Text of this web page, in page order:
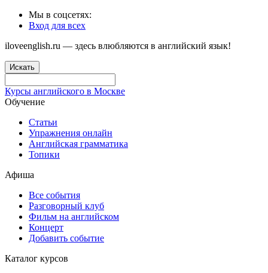
Мы в соцсетях:
Вход для всех
iloveenglish.ru — здесь влюбляются в английский язык!
Искать
Курсы английского в Москве
Обучение
Статьи
Упражнения онлайн
Английская грамматика
Топики
Афиша
Все события
Разговорный клуб
Фильм на английском
Концерт
Добавить событие
Каталог курсов